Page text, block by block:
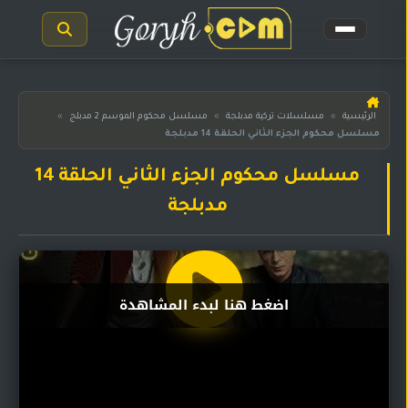
الرئيسية
مسلسلات
المترجمة
مدبلجة
الرئيسية » مسلسلات تركية مدبلجة » مسلسل محكوم الموسم 2 مدبلج
»
مسلسل محكوم الجزء الثاني الحلقة 14 مدبلجة
مسلسل محكوم الجزء الثاني الحلقة 14
مدبلجة
اضغط هنا لبدء المشاهدة